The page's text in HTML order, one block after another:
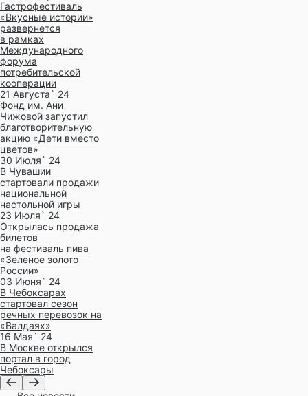
Гастрофестиваль
«Вкусные истории»
развернется
в рамках
Международного
форума
потребительской
кооперации
21 Августа` 24
Фонд им. Ани
Чижовой запустил
благотворительную
акцию «Дети вместо
цветов»
30 Июля` 24
В Чувашии
стартовали продажи
национальной
настольной игры
23 Июля` 24
Открылась продажа
билетов
на фестиваль пива
«Зеленое золото
России»
03 Июня` 24
В Чебоксарах
стартовал сезон
речных перевозок на
«Валдаях»
16 Мая` 24
В Москве открылся
портал в город
Чебоксары